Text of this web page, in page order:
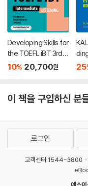
Developing Skills for
the TOEFL iBT 3rd E
d. - Listening
10% 20,700원 25
이 책을 구입하신 분
로그인
고객센터 1544-3800